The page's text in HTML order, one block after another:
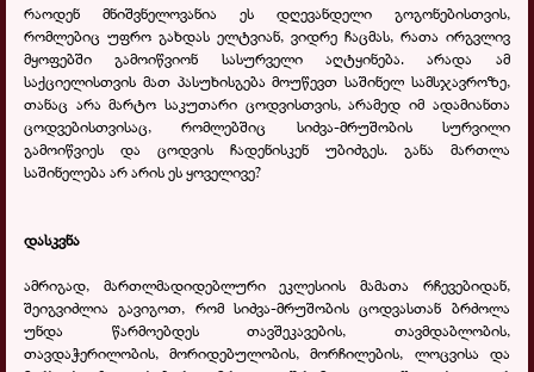
რაოდენ მნიშვნელოვანია ეს დღევანდელი გოგონებისთვის,
რომლებიც უფრო გახდას ელტვიან, ვიდრე ჩაცმას, რათა ირგვლივ
მყოფებში გამოიწვიონ სასურველი აღტყინება. არადა ამ
საქციელისთვის მათ პასუხისგება მოუწევთ საშინელ სამსჯავროზე,
თანაც არა მარტო საკუთარი ცოდვისთვის, არამედ იმ ადამიანთა
ცოდვებისთვისაც, რომლებშიც სიძვა-მრუშობის სურვილი
გამოიწვიეს და ცოდვის ჩადენისკენ უბიძგეს. განა მართლა
საშინელება არ არის ეს ყოველივე?
დასკვნა
ამრიგად, მართლმადიდებლური ეკლესიის მამათა რჩევებიდან,
შეიგვიძლია გავიგოთ, რომ სიძვა-მრუშობის ცოდვასთან ბრძოლა
უნდა წარმოებდეს თავშეკავების, თავმდაბლობის,
თავდაჭერილობის, მორიდებულობის, მორჩილების, ლოცვისა და